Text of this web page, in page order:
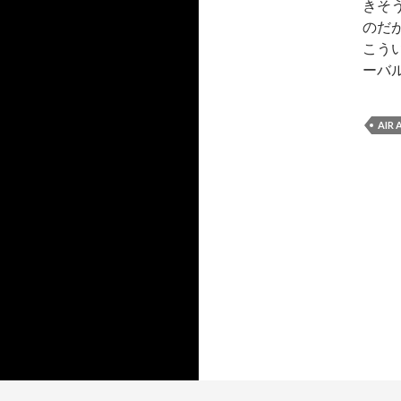
きそ
のだ
こう
ーバ
AIR